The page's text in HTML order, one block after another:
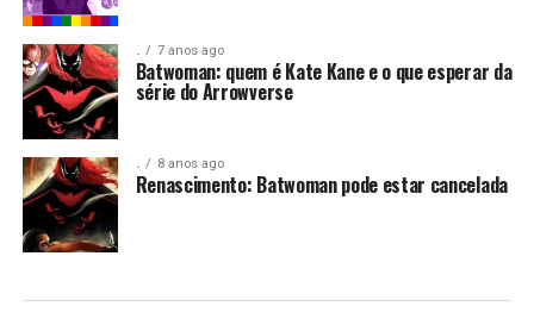
. 7 anos ago
Batwoman: quem é Kate Kane e o que esperar da
série do Arrowverse
. 8 anos ago
Renascimento: Batwoman pode estar cancelada